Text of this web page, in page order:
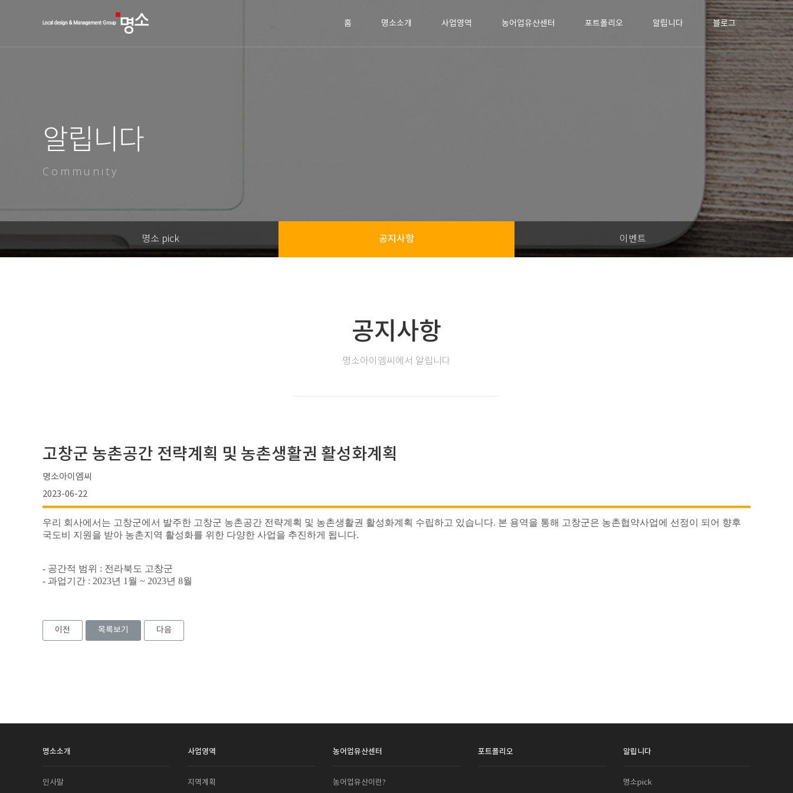
홈 명소소개 사업영역 농어업유산센터 포트폴리오 알립니다 블로그
알립니다
Community
명소 pick 공지사항 이벤트
공지사항
명소아이엠씨에서 알립니다
고창군 농촌공간 전략계획 및 농촌생활권 활성화계획
명소아이엠씨
2023-06-22
우리 회사에서는 고창군에서 발주한 고창군 농촌공간 전략계획 및 농촌생활권 활성화계획 수립하고 있습니다. 본 용역을 통해 고창군은 농촌협약사업에 선정이 되어 향후
국도비 지원을 받아 농촌지역 활성화를 위한 다양한 사업을 추진하게 됩니다.
- 공간적 범위 : 전라북도 고창군
- 과업기간 : 2023년 1월 ~ 2023년 8월
이전 목록보기 다음
명소소개
인사말
사업영역
지역계획
농어업유산센터
농어업유산이란?
포트폴리오 알립니다
명소pick